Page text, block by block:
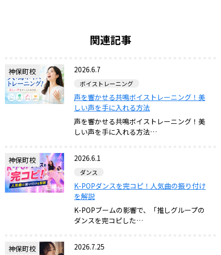
関連記事
神保町校 2026.6.7
ボイストレーニング
声を響かせる共鳴ボイストレーニング！美
しい声を手に入れる方法
声を響かせる共鳴ボイストレーニング！美
しい声を手に入れる方法…
神保町校 2026.6.1
ダンス
K-POPダンスを完コピ！人気曲の振り付け
を解説
K-POPブームの影響で、「推しグループの
ダンスを完コピした…
神保町校 2026.7.25